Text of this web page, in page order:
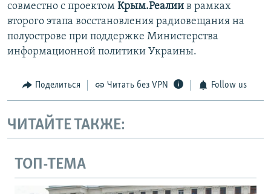
совместно с проектом Крым.Реалии в рамках
второго этапа восстановления радиовещания на
полуострове при поддержке Министерства
информационной политики Украины.
Поделиться Читать без VPN Follow us
ЧИТАЙТЕ ТАКЖЕ:
ТОП-ТЕМА